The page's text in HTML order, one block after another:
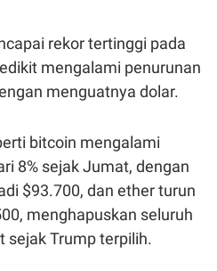
rekor tertinggi pada
mengalami penurunan
menguatnya dolar.
bitcoin mengalami
8% sejak Jumat, dengan
$93.700, dan ether turun
menghapuskan seluruh
sejak Trump terpilih.